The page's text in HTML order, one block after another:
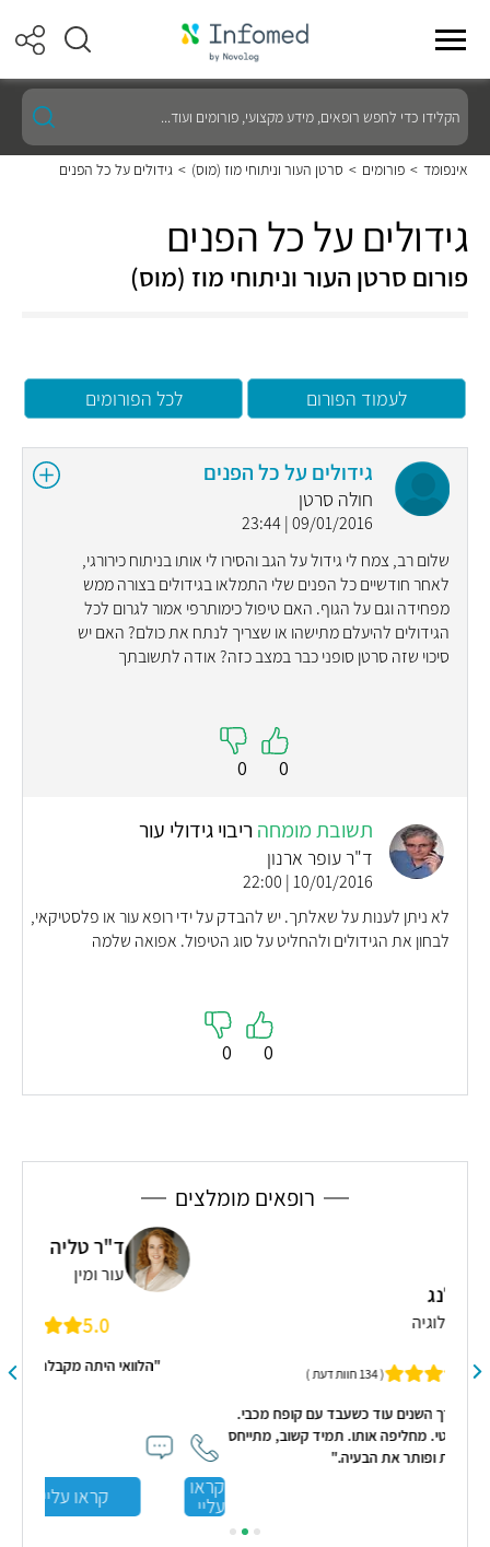
הקלידו
כדי
לחפש
רופאים,
מידע
ועוד...
אינפומד > פורומים > סרטן העור וניתוחי מוז (מוס) > גידולים על כל הפנים
גידולים על כל הפנים
פורום סרטן העור וניתוחי מוז (מוס)
לעמוד הפורום לכל הפורומים
גידולים על כל הפנים
חולה סרטן
09/01/2016 | 23:44
שלום רב, צמח לי גידול על הגב והסירו לי אותו בניתוח כירורגי,
לאחר חודשיים כל הפנים שלי התמלאו בגידולים בצורה ממש
מפחידה וגם על הגוף. האם טיפול כימותרפי אמור לגרום לכל
הגידולים להיעלם מתישהו או שצריך לנתח את כולם? האם יש
סיכוי שזה סרטן סופני כבר במצב כזה? אודה לתשובתך
0
0
תשובת מומחה ריבוי גידולי עור
ד"ר עופר ארנון
10/01/2016 | 22:00
לא ניתן לענות על שאלתך. יש להבדק על ידי רופא עור או פלסטיקאי,
לבחון את הגידולים ולהחליט על סוג הטיפול. אפואה שלמה
0
0
רופאים מומלצים
קופח מכבי.
קשוב, מתייחס
ד"ר טליה מאיר
"הלוואי היתה מקבלת שוב במודיעין נוסעת בעקבותיה"
קראו עליי